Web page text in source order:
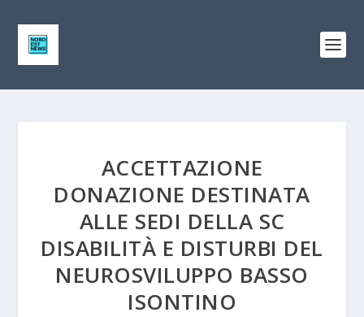
ACCETTAZIONE
DONAZIONE DESTINATA
ALLE SEDI DELLA SC
DISABILITÀ E DISTURBI DEL
NEUROSVILUPPO BASSO
ISONTINO